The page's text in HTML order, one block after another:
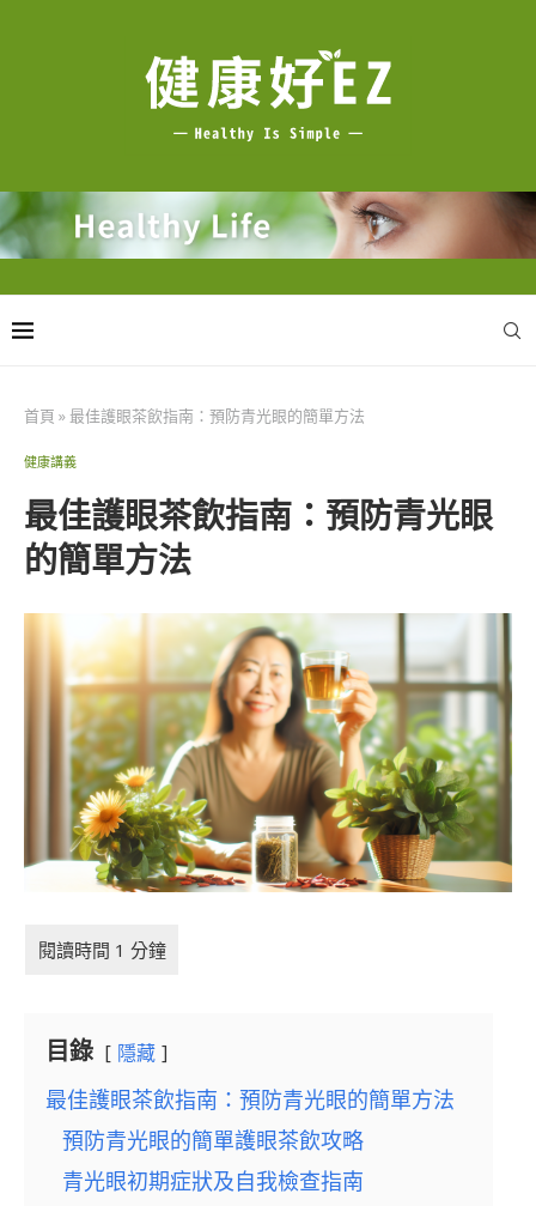
首頁 » 最佳護眼茶飲指南：預防青光眼的簡單方法
健康講義
最佳護眼茶飲指南：預防青光眼
的簡單方法
目錄 隱藏
最佳護眼茶飲指南：預防青光眼的簡單方法
預防青光眼的簡單護眼茶飲攻略
青光眼初期症狀及自我檢查指南